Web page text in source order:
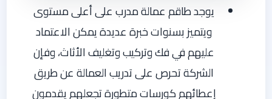
يوجد طاقم عمالة مدرب على أعلى مستوى
ويتميز بسنوات خبرة عديدة يمكن الاعتماد
عليهم في فك وتركيب وتغليف الأثاث، وفإن
الشركة تحرص على تدريب العمالة عن طريق
إعطائهم كورسات متطورة تجعلهم يقدمون